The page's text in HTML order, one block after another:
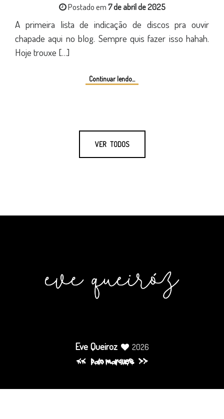
Postado em7 de abril de 2025
A primeira lista de indicação de discos pra ouvir
chapade aqui no blog. Sempre quis fazer isso hahah.
Hoje trouxe […]
Continuar lendo...
VER TODOS
Eve Queiroz 2026
pato marques